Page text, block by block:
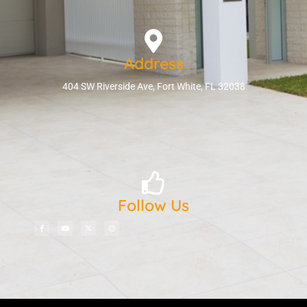
Address
404 SW Riverside Ave, Fort White, FL 32038
Follow Us